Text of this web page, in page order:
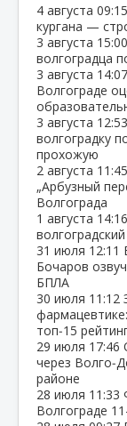
4 августа 09:15
кургана —
3 августа 15:00
волгоградца
3 августа 14:07
Волгограде
3 августа 12:53
волгоградку
прохожую
2 августа 11:45
„Арбузный
Волгограда
1 августа 14:16
31 июля 12:11
Бочаров
БПЛА
30 июля 11:12
топ‑15
29 июля 17:46
через
районе
28 июля 11:33
Волгограде